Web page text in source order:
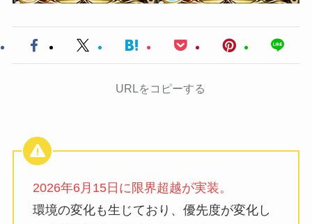
URLをコピーする
2026年6月15日に限界超越が実装。
環境の変化も生じており、優先度が変化し